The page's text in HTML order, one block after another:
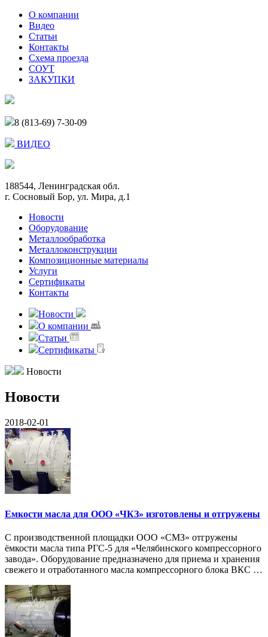
О компании
Видео
Статьи
Контакты
Схема проезда
СОУТ
ЗАКУПКИ
8 (813-69) 7-30-09
ВИДЕО
188544, Ленинградская обл.
г. Сосновый Бор, ул. Мира, д.1
Новости
Оборудование
Металлообработка
Металлоконструкции
Композиционные материалы
Услуги
Сертификаты
Контакты
Новости
О компании
Статьи
Сертификаты
Новости
Новости
2018-02-01
Емкости масла для ООО «ЧКЗ» изготовлены и отгружены
С производственной площадки ООО «СМЗ» отгружены
ёмкости масла типа РГС-5 для «Челябинского компрессорного
завода». Оборудование предназначено для приема и хранения
свежего и отработанного масла компрессорного блока ВКС …